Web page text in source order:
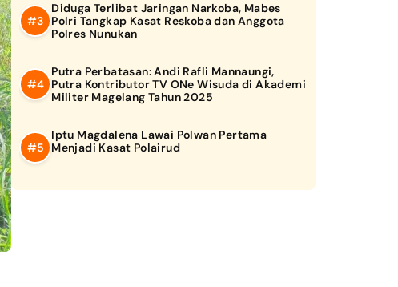
Diduga Terlibat Jaringan Narkoba, Mabes
Polri Tangkap Kasat Reskoba dan Anggota
Polres Nunukan
Putra Perbatasan: Andi Rafli Mannaungi,
Putra Kontributor TV ONe Wisuda di Akademi
Militer Magelang Tahun 2025
Iptu Magdalena Lawai Polwan Pertama
Menjadi Kasat Polairud